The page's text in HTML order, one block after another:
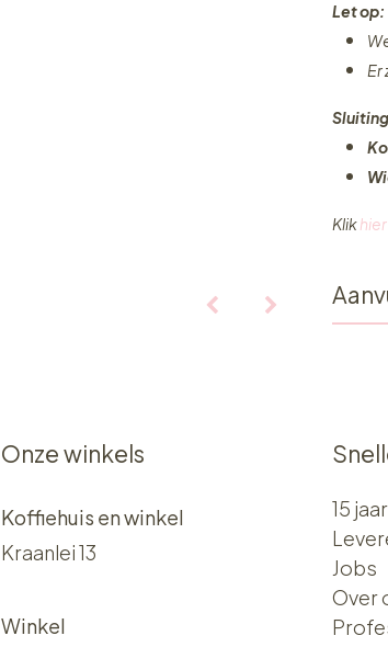
Let op:
Er
Klikhier
Onze winkels
Koffiehuis en winkel
Kraanlei 13
Winkel
15
Jobs
Over